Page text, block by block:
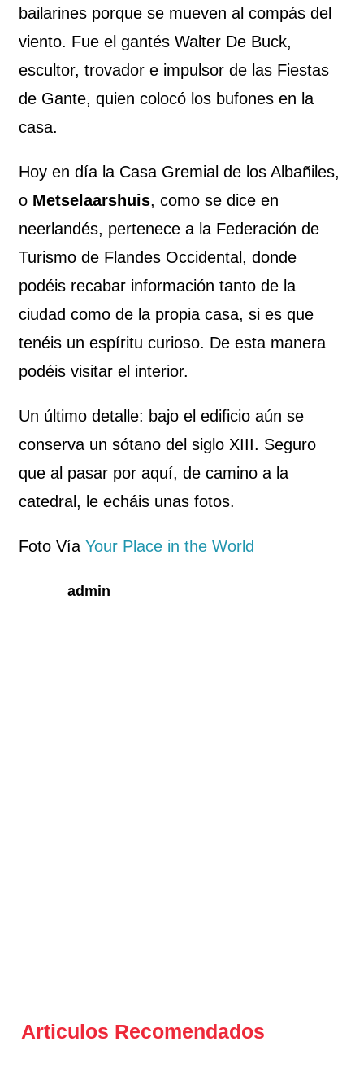
bailarines porque se mueven al compás del
viento. Fue el gantés Walter De Buck,
escultor, trovador e impulsor de las Fiestas
de Gante, quien colocó los bufones en la
casa.
Hoy en día la Casa Gremial de los Albañiles,
o Metselaarshuis, como se dice en
neerlandés, pertenece a la Federación de
Turismo de Flandes Occidental, donde
podéis recabar información tanto de la
ciudad como de la propia casa, si es que
tenéis un espíritu curioso. De esta manera
podéis visitar el interior.
Un último detalle: bajo el edificio aún se
conserva un sótano del siglo XIII. Seguro
que al pasar por aquí, de camino a la
catedral, le echáis unas fotos.
Foto VíaYour Place in the World
admin
Articulos Recomendados